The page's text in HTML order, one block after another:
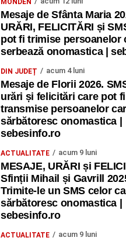
MONDEN
Mesaje de Sfânta Maria
URĂRI, FELICITĂRI și
pot fi trimise persoanelor
serbează onomastica |
DIN JUDEȚ acum 4 luni
Mesaje de Florii 2026.
urări și felicitări care pot fi
transmise persoanelor
sărbătoresc onomastica |
sebesinfo.ro
ACTUALITATE acum 9 luni
MESAJE, URĂRI și
Sfinții Mihail și Gavrill
Trimite-le un SMS celor
sărbătoresc onomastica |
sebesinfo.ro
ACTUALITATE acum 9 luni